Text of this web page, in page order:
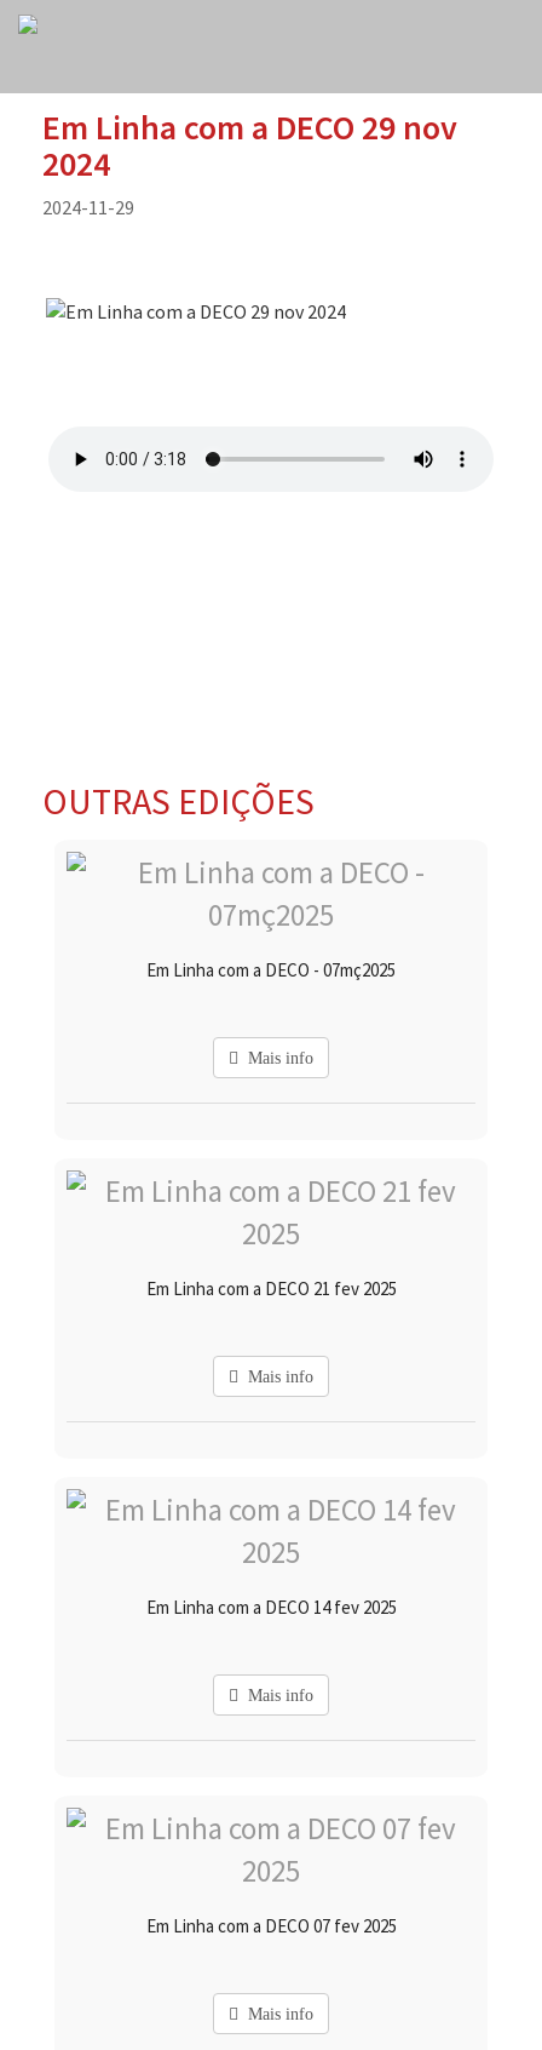
Em Linha com a DECO 29 nov
2024
2024-11-29
OUTRAS EDIÇÕES
Em Linha com a DECO - 07mç2025
Mais info
Em Linha com a DECO 21 fev 2025
Mais info
Em Linha com a DECO 14 fev 2025
Mais info
Em Linha com a DECO 07 fev 2025
Mais info